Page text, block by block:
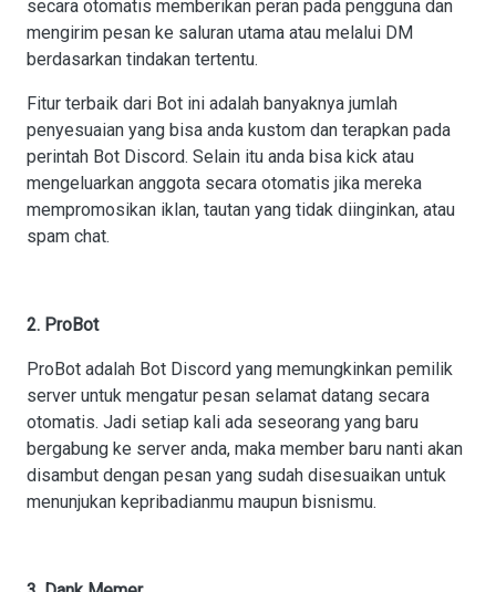
secara otomatis memberikan peran pada pengguna dan
mengirim pesan ke saluran utama atau melalui DM
berdasarkan tindakan tertentu.
Fitur terbaik dari Bot ini adalah banyaknya jumlah
penyesuaian yang bisa anda kustom dan terapkan pada
perintah Bot Discord. Selain itu anda bisa kick atau
mengeluarkan anggota secara otomatis jika mereka
mempromosikan iklan, tautan yang tidak diinginkan, atau
spam chat.
2. ProBot
ProBot adalah Bot Discord yang memungkinkan pemilik
server untuk mengatur pesan selamat datang secara
otomatis. Jadi setiap kali ada seseorang yang baru
bergabung ke server anda, maka member baru nanti akan
disambut dengan pesan yang sudah disesuaikan untuk
menunjukan kepribadianmu maupun bisnismu.